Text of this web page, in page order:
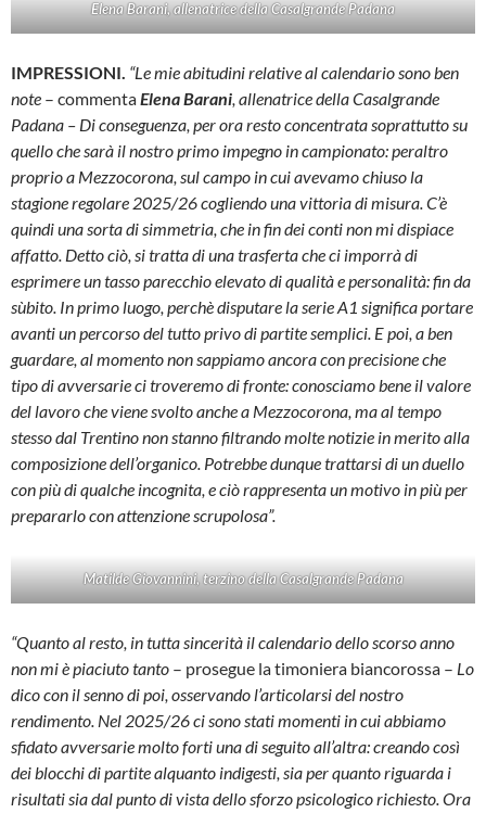
Elena Barani, allenatrice della Casalgrande Padana
IMPRESSIONI. “Le mie abitudini relative al calendario sono ben
note – commentaElena Barani, allenatrice della Casalgrande
Padana – Di conseguenza, per ora resto concentrata soprattutto su
quello che sarà il nostro primo impegno in campionato: peraltro
proprio a Mezzocorona, sul campo in cui avevamo chiuso la
stagione regolare 2025/26 cogliendo una vittoria di misura. C’è
quindi una sorta di simmetria, che in fin dei conti non mi dispiace
affatto. Detto ciò, si tratta di una trasferta che ci imporrà di
esprimere un tasso parecchio elevato di qualità e personalità: fin da
sùbito. In primo luogo, perchè disputare la serie A1 significa portare
avanti un percorso del tutto privo di partite semplici. E poi, a ben
guardare, al momento non sappiamo ancora con precisione che
tipo di avversarie ci troveremo di fronte: conosciamo bene il valore
del lavoro che viene svolto anche a Mezzocorona, ma al tempo
stesso dal Trentino non stanno filtrando molte notizie in merito alla
composizione dell’organico. Potrebbe dunque trattarsi di un duello
con più di qualche incognita, e ciò rappresenta un motivo in più per
prepararlo con attenzione scrupolosa”.
Matilde Giovannini, terzino della Casalgrande Padana
“Quanto al resto, in tutta sincerità il calendario dello scorso anno
non mi è piaciuto tanto – prosegue la timoniera biancorossa – Lo
dico con il senno di poi, osservando l’articolarsi del nostro
rendimento. Nel 2025/26 ci sono stati momenti in cui abbiamo
sfidato avversarie molto forti una di seguito all’altra: creando così
dei blocchi di partite alquanto indigesti, sia per quanto riguarda i
risultati sia dal punto di vista dello sforzo psicologico richiesto. Ora